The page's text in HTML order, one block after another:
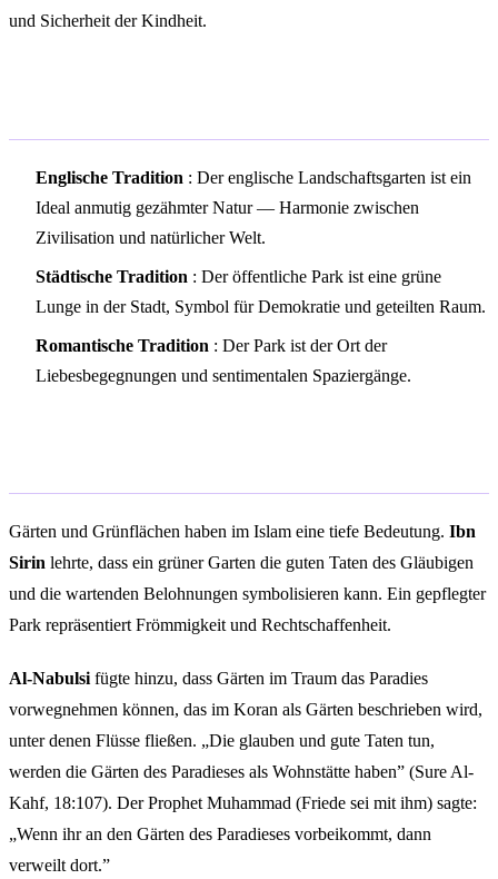
und Sicherheit der Kindheit.
Englische Tradition : Der englische Landschaftsgarten ist ein
Ideal anmutig gezähmter Natur — Harmonie zwischen
Zivilisation und natürlicher Welt.
Städtische Tradition : Der öffentliche Park ist eine grüne
Lunge in der Stadt, Symbol für Demokratie und geteilten Raum.
Romantische Tradition : Der Park ist der Ort der
Liebesbegegnungen und sentimentalen Spaziergänge.
Gärten und Grünflächen haben im Islam eine tiefe Bedeutung. Ibn
Sirin lehrte, dass ein grüner Garten die guten Taten des Gläubigen
und die wartenden Belohnungen symbolisieren kann. Ein gepflegter
Park repräsentiert Frömmigkeit und Rechtschaffenheit.
Al-Nabulsi fügte hinzu, dass Gärten im Traum das Paradies
vorwegnehmen können, das im Koran als Gärten beschrieben wird,
unter denen Flüsse fließen. „Die glauben und gute Taten tun,
werden die Gärten des Paradieses als Wohnstätte haben” (Sure Al-
Kahf, 18:107). Der Prophet Muhammad (Friede sei mit ihm) sagte:
„Wenn ihr an den Gärten des Paradieses vorbeikommt, dann
verweilt dort.”